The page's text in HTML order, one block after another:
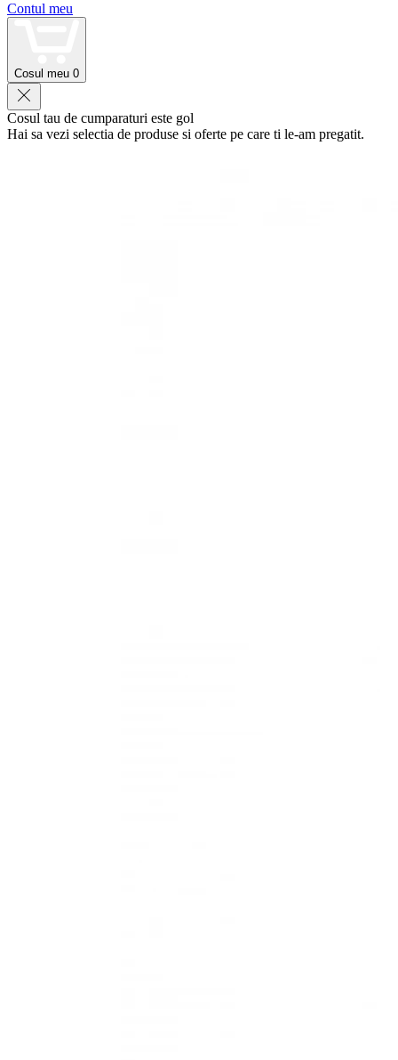
Contul meu
Cosul meu 0
Cosul tau de cumparaturi este gol
Hai sa vezi selectia de produse si oferte pe care ti le-am pregatit.